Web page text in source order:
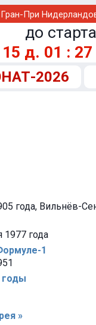
Гран-При
до
15 д. 01 : 27
2026
года, Вильнёв-
1977 года
1
»